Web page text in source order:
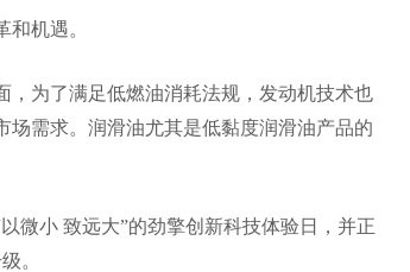
机遇。
，为了满足低燃油消耗法规，发动机技术也
需求。润滑油尤其是低黏度润滑油产品的
微小 致远大”的劲擎创新科技体验日，并正
。